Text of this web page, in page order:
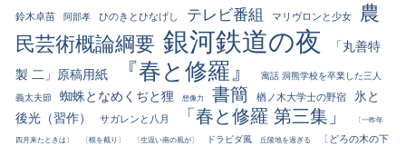
鈴木卓苗 阿部孝 ひのきとひなげし テレビ番組 マリヴロンと少女
農
民芸術概論綱要 銀河鉄道の夜
「丸善特
製 二」原稿用紙
『春と修羅』 寓話 洞熊学校を卒業した三人
義太夫節 蜘蛛となめくぢと狸 想像力 書簡 楢ノ木大学士の野宿
氷と
後光（習作）
サガレンと八月 「春と修羅 第三集」 〔一昨年
四月来たときは〕 〔根を截り〕 〔生温い南の風が〕 ドラビダ風 丘陵地を過ぎる
〔どろの木の下